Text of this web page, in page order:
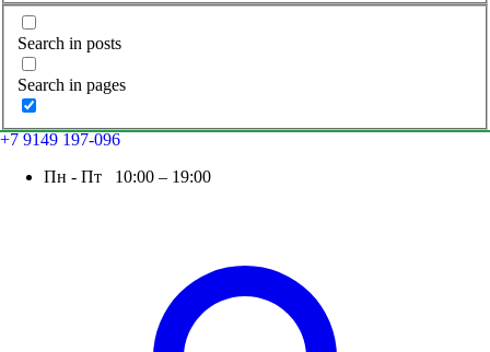
Search in posts
Search in pages
+7 9149 197-096
Пн - Пт 10:00 – 19:00